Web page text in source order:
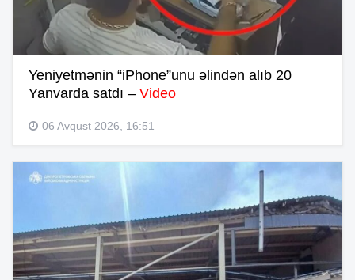
Yeniyetmənin “iPhone”unu əlindən alıb 20
Yanvarda satdı – Video
06 Avqust 2026, 16:51